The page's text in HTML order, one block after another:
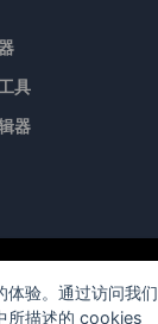
具
器
验。通过访问我们
所描述的 cookies